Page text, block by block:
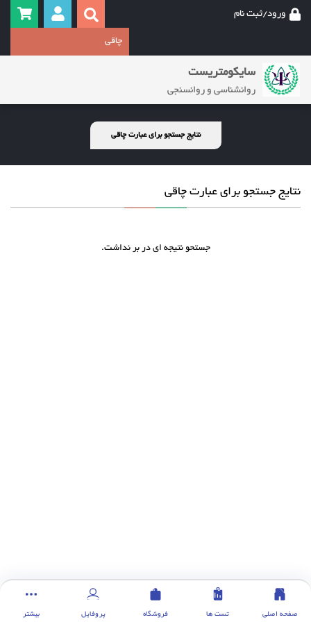
ورود/ثبت نام
سایکومتریست
روانشناسی و روانسنجی
نتایج جستجو برای عبارت چاقی
نتایج جستجو برای عبارت چاقی
جستحو نتیجه ای در بر نداشت.
صفحه اصلی تست ها فروشگاه پروفایل بیشتر